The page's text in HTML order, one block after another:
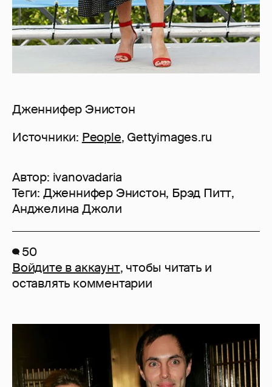
Дженнифер Энистон
Источники: People, Gettyimages.ru
Автор: ivanovadaria
Теги: Дженнифер Энистон, Брэд Питт,
Анджелина Джоли
50
Войдите в аккаунт, чтобы читать и
оставлять комментарии